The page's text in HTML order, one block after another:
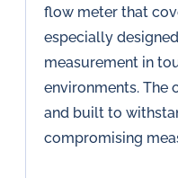
flow meter that
especially
measurement in
environments. The
and built to
compromising